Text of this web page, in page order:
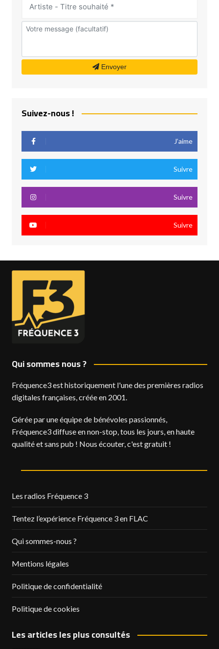
Envoyer
Suivez-nous !
J’aime
Suivre
Suivre
Suivre
Qui sommes nous ?
Fréquence3 est historiquement l'une des premières radios
digitales françaises, créée en 2001.
Gérée par une équipe de bénévoles passionnés,
Fréquence3 diffuse en non-stop, tous les jours, en haute
qualité et sans pub ! Nous écouter, c'est gratuit !
Les radios Fréquence 3
Tentez l’expérience Fréquence 3 en FLAC
Qui sommes-nous ?
Mentions légales
Politique de confidentialité
Politique de cookies
Les articles les plus consultés